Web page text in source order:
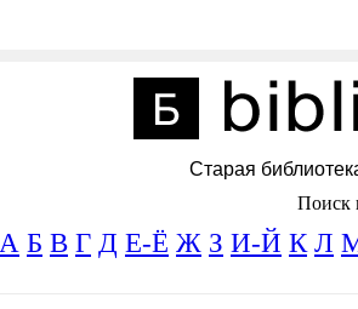
Старая
Поиск
А Б В Г Д Е-Ё Ж З И-Й К Л